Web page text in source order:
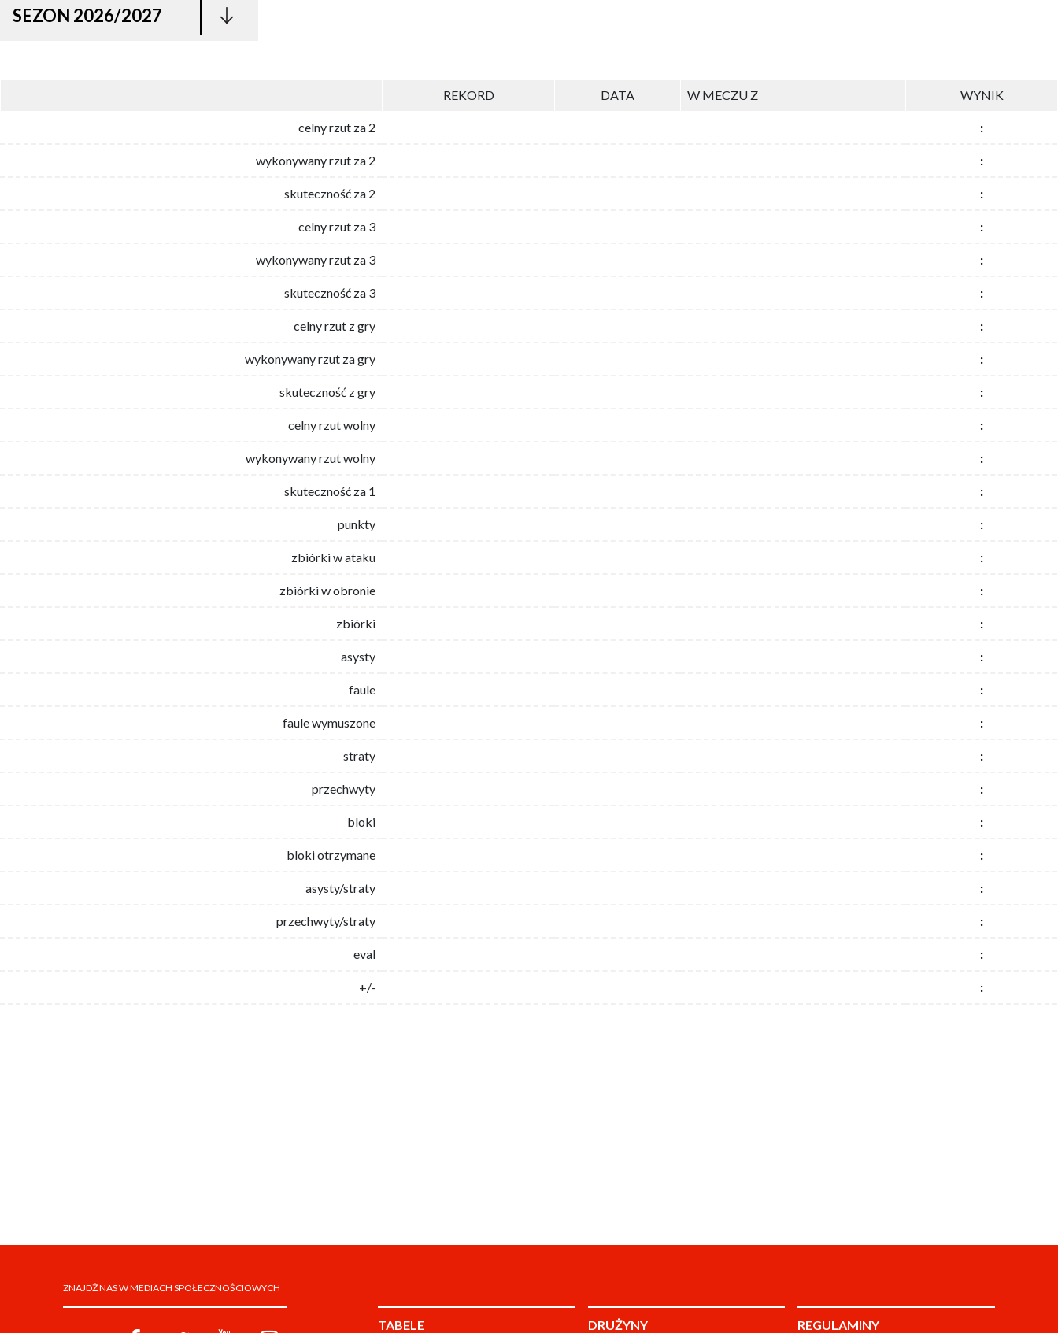
SEZON 2026/2027
REKORD DATA W MECZU Z WYNIK
celny rzut za 2 :
wykonywany rzut za 2 :
skuteczność za 2 :
celny rzut za 3 :
wykonywany rzut za 3 :
skuteczność za 3 :
celny rzut z gry :
wykonywany rzut za gry :
skuteczność z gry :
celny rzut wolny :
wykonywany rzut wolny :
skuteczność za 1 :
punkty :
zbiórki w ataku :
zbiórki w obronie :
zbiórki :
asysty :
faule :
faule wymuszone :
straty :
przechwyty :
bloki :
bloki otrzymane :
asysty/straty :
przechwyty/straty :
eval :
+/- :
ZNAJDŹ NAS W MEDIACH SPOŁECZNOŚCIOWYCH
TABELE DRUŻYNY REGULAMINY